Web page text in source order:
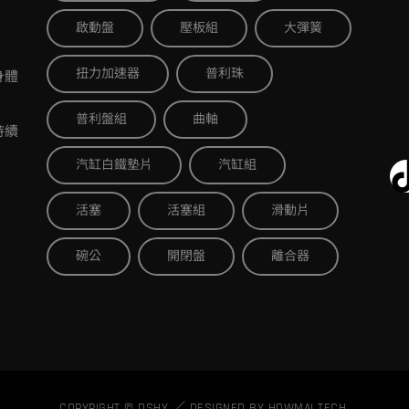
體
續
啟動盤 壓板組 大彈簧
扭力加速器 普利珠
普利盤組 曲軸
汽缸白鐵墊片 汽缸組
活塞 活塞組 滑動片
碗公 開閉盤 離合器